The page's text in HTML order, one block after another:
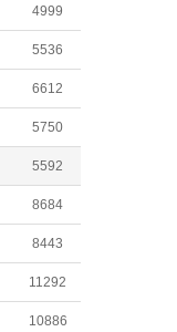
4999
5536
6612
5750
5592
8684
8443
11292
10886